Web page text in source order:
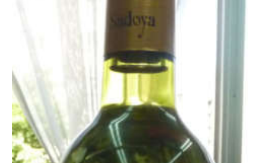
PECOアプリをダウンロード済みの方
アプリで開く